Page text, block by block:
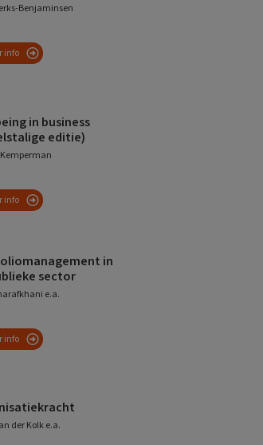
Benjaminsen
info
in business
editie)
info
in
sector
e.a.
info
der Kolk e.a.